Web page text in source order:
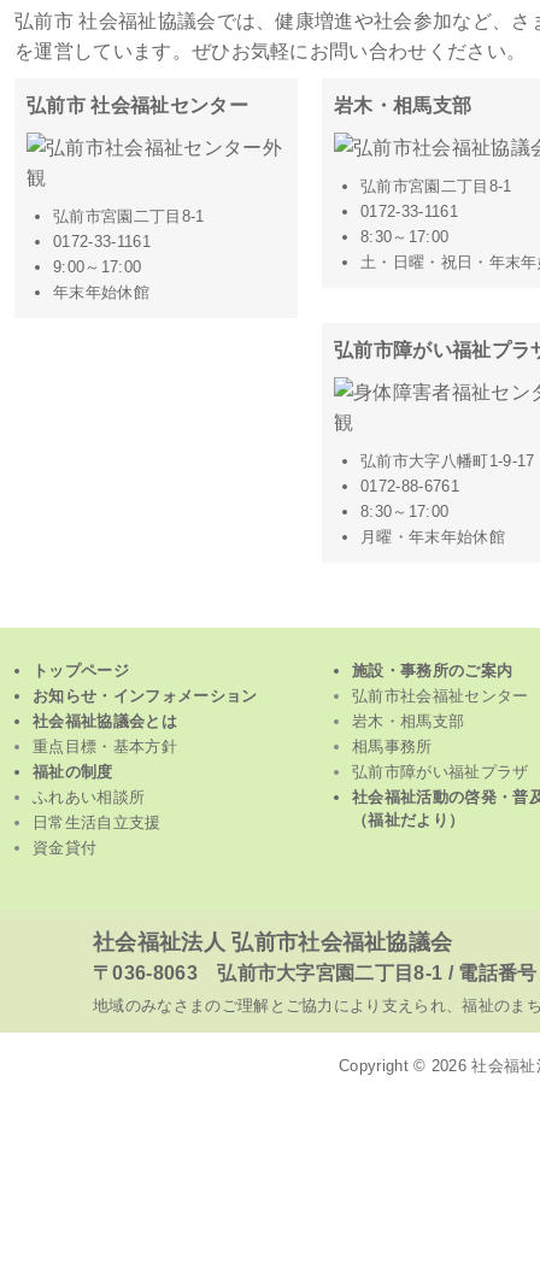
弘前市 社会福祉協議会では、健康増進や社会参加など、
を運営しています。ぜひお気軽にお問い合わせください。
弘前市 社会福祉センター
弘前市宮園二丁目8-1
0172-33-1161
9:00～17:00
年末年始休館
岩木・相馬支部
弘前市宮園二丁目8-1
0172-33-1161
8:30～17:00
土・日曜・祝日・年末
弘前市障がい福祉プラ
弘前市大字八幡町1-9-17
0172-88-6761
8:30～17:00
月曜・年末年始休館
トップページ
お知らせ・インフォメーション
社会福祉協議会とは
重点目標・基本方針
福祉の制度
ふれあい相談所
日常生活自立支援
資金貸付
施設・事務所のご案内
弘前市社会福祉センター
岩木・相馬支部
相馬事務所
弘前市障がい福祉プラザ
社会福祉活動の啓発・普
（福祉だより）
社会福祉法人 弘前市社会福祉協議会
〒036-8063 弘前市大字宮園二丁目8-1 / 電話番
地域のみなさまのご理解とご協力により支えられ、福祉のま
Copyright © 2026社会福